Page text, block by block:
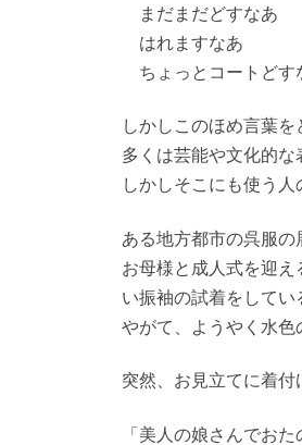
まだまだどすなあ
はれますなあ
ちょっとコートどす
しかしこのほめ言葉を
多くは芸能や文化的な
しかしそこにも使う
ある地方都市の呉服の
お母様と成人式を迎
い振袖の試着をしてい
やがて、ようやく水色
突然、お見立てに着
「美人の娘さんでおた